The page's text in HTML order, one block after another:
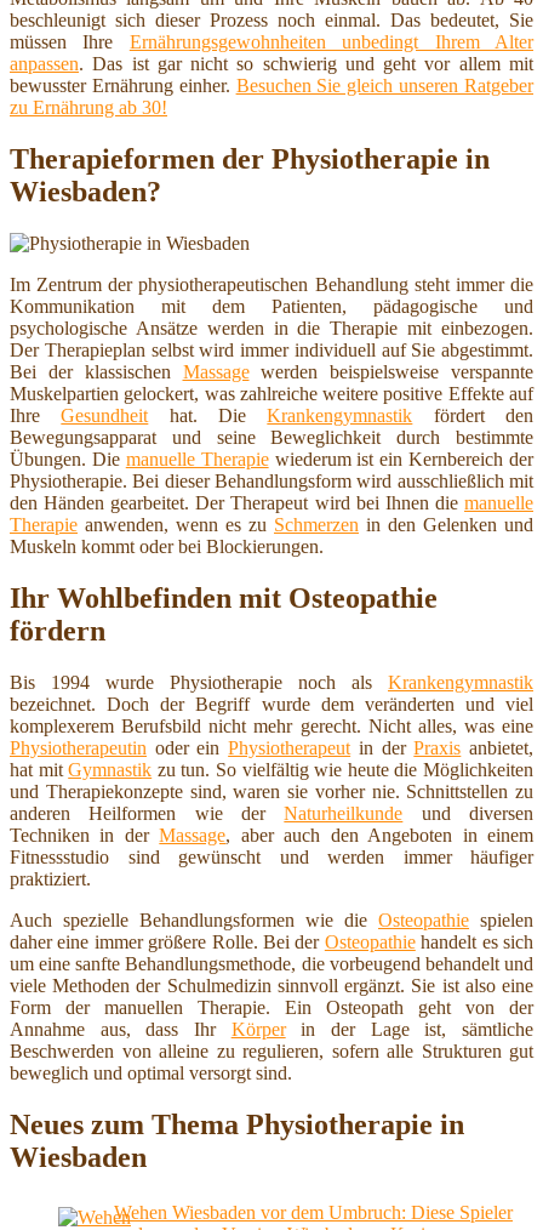
beschleunigt sich dieser Prozess noch einmal. Das bedeutet, Sie
müssen Ihre Ernährungsgewohnheiten unbedingt Ihrem Alter
anpassen. Das ist gar nicht so schwierig und geht vor allem mit
bewusster Ernährung einher. Besuchen Sie gleich unseren Ratgeber
zu Ernährung ab 30!
Therapieformen der Physiotherapie in
Wiesbaden?
Im Zentrum der physiotherapeutischen Behandlung steht immer die
Kommunikation mit dem Patienten, pädagogische und
psychologische Ansätze werden in die Therapie mit einbezogen.
Der Therapieplan selbst wird immer individuell auf Sie abgestimmt.
Bei der klassischen Massagewerden beispielsweise verspannte
Muskelpartien gelockert, was zahlreiche weitere positive Effekte auf
IhreGesundheit hat. DieKrankengymnastik fördert den
Bewegungsapparat und seine Beweglichkeit durch bestimmte
Übungen. Die manuelle Therapiewiederum ist ein Kernbereich der
Physiotherapie. Bei dieser Behandlungsform wird ausschließlich mit
den Händen gearbeitet. Der Therapeut wird bei Ihnen die manuelle
Therapie anwenden, wenn es zu Schmerzen in den Gelenken und
Muskeln kommt oder bei Blockierungen.
Ihr Wohlbefinden mit Osteopathie
fördern
Bis 1994 wurde Physiotherapie noch als Krankengymnastik
bezeichnet. Doch der Begriff wurde dem veränderten und viel
komplexerem Berufsbild nicht mehr gerecht. Nicht alles, was eine
Physiotherapeutin oder einPhysiotherapeut in derPraxis anbietet,
hat mitGymnastik zu tun. So vielfältig wie heute die Möglichkeiten
und Therapiekonzepte sind, waren sie vorher nie. Schnittstellen zu
anderen Heilformen wie derNaturheilkunde und diversen
Techniken in derMassage, aber auch den Angeboten in einem
Fitnessstudio sind gewünscht und werden immer häufiger
praktiziert.
Auch spezielle Behandlungsformen wie die Osteopathie spielen
daher eine immer größere Rolle. Bei der Osteopathiehandelt es sich
um eine sanfte Behandlungsmethode, die vorbeugend behandelt und
viele Methoden der Schulmedizin sinnvoll ergänzt. Sie ist also eine
Form der manuellen Therapie. Ein Osteopath geht von der
Annahme aus, dass Ihr Körperin der Lage ist, sämtliche
Beschwerden von alleine zu regulieren, sofern alle Strukturen gut
beweglich und optimal versorgt sind.
Neues zum Thema Physiotherapie in
Wiesbaden
Wehen Wiesbaden vor dem Umbruch: Diese Spieler